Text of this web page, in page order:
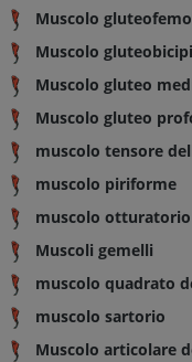
Muscolo
Muscolo
Muscolo gluteo
Muscolo gluteo
muscolo tensore
muscolo piriforme
muscolo
Muscoli gemelli
muscolo quadrato
muscolo sartorio
Muscolo articolare
BOVINO
Toro e mucca
generale
Illustrazioni